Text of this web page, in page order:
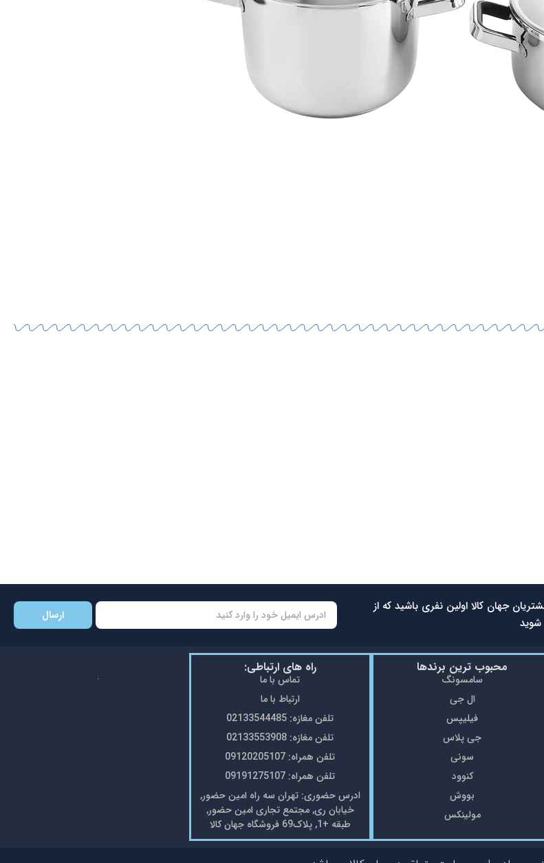
جهان کالا اولین نفری باشید که از
شوید
ارسال
محبوب ترین برندها
سامسونگ
ال جی
فیلیپس
جی پلاس
سونی
کنوود
بووش
مولینکس
راه های ارتباطی:
تماس با ما
ارتباط با ما
تلفن مغازه: 02133544485
تلفن مغازه: 02133553908
تلفن همراه: 09120205107
تلفن همراه: 09191275107
ادرس حضوری: تهران سه راه امین حضور,
خیابان ری, مجتمع تجاری امین حضور,
طبقه +1, پلاک69 فروشگاه جهان کالا